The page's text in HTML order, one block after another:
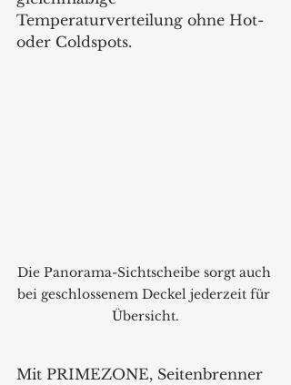
Temperaturverteilung ohne Hot-
oder Coldspots.
Die Panorama-Sichtscheibe sorgt auch
bei geschlossenem Deckel jederzeit für
Übersicht.
Mit PRIMEZONE, Seitenbrenner